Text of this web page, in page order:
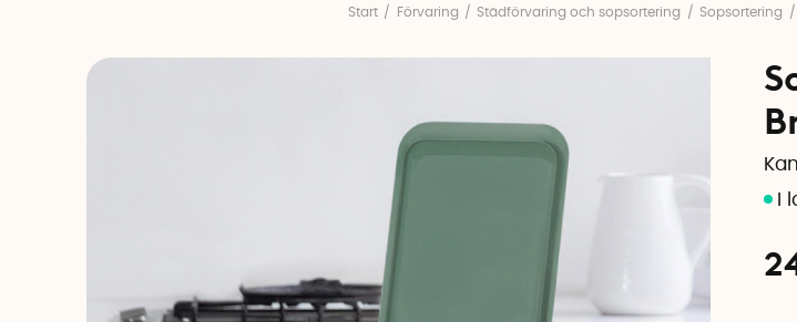
Start Förvaring Städförvaring och sopsortering Sopsortering